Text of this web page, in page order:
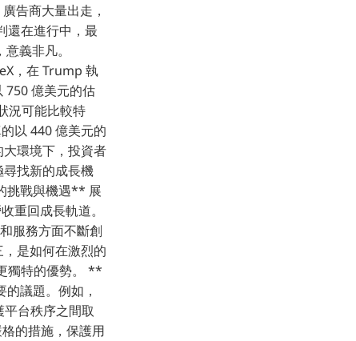
告商大量出走，
還在進行中，最
義非凡。
，在 Trump 執
750 億美元的估
況可能比較特
以 440 億美元的
環境下，投資者
找新的成長機
挑戰與機遇** 展
重回成長軌道。
服務方面不斷創
是如何在激烈的
獨特的優勢。 **
議題。例如，
台秩序之間取
的措施，保護用